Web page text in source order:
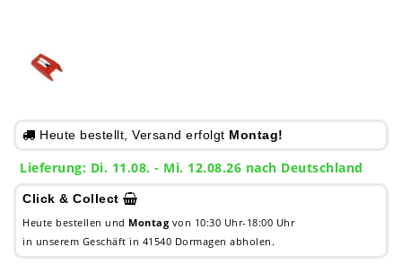
Heute bestellt, Versand erfolgt Montag!
Lieferung: Di. 11.08. - Mi. 12.08.26 nach Deutschland
Click & Collect
Heute bestellen und Montag von 10:30 Uhr-18:00 Uhr
in unserem Geschäft in 41540 Dormagen abholen.